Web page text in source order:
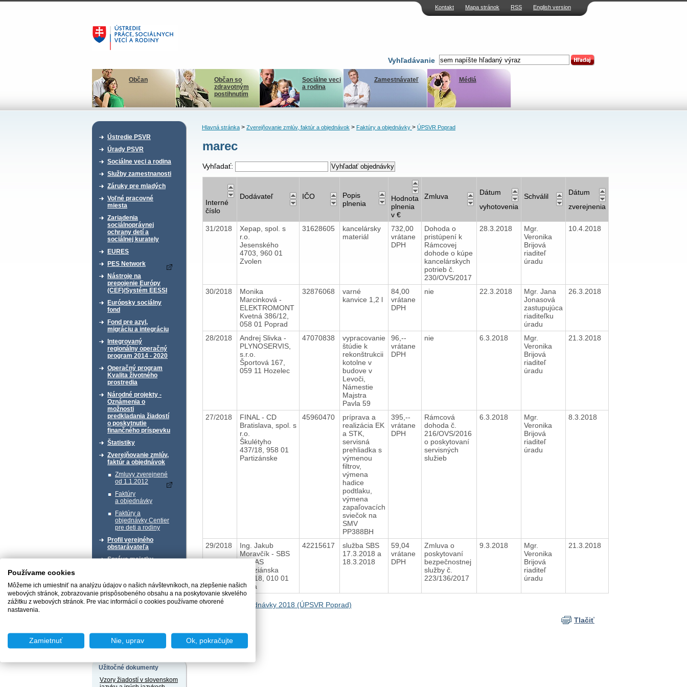
Kontakt Mapa stránok RSS English version
Vyhľadávanie
Občan
Občan so
zdravotným
postihnutím
Sociálne veci
a rodina
Zamestnávateľ Médiá
Ústredie PSVR
Úrady PSVR
Sociálne veci a rodina
Služby zamestnanosti
Záruky pre mladých
Voľné pracovné
miesta
Zariadenia
sociálnoprávnej
ochrany detí a
sociálnej kurately
EURES
PES Network
Nástroje na
prepojenie Európy
(CEF)/Systém EESSI
Európsky sociálny
fond
Fond pre azyl,
migráciu a integráciu
Integrovaný
regionálny operačný
program 2014 - 2020
Operačný program
Kvalita životného
prostredia
Národné projekty -
Oznámenia o
možnosti
predkladania žiadostí
o poskytnutie
finančného príspevku
Štatistiky
Zverejňovanie zmlúv,
faktúr a objednávok
Zmluvy zverejnené
od 1.1.2012
Faktúry
a objednávky
Faktúry a
objednávky Centier
pre deti a rodiny
Profil verejného
obstarávateľa
Správa majetku
Chcem podať podnet
Užitočné dokumenty
Vzory žiadostí v slovenskom
Hlavná stránka> Zverejňovanie zmlúv, faktúr a objednávok> Faktúry a objednávky > ÚPSVR Poprad
marec
Vyhľadať:
Interné
číslo
Dodávateľ IČO
Popis
plnenia
Hodnota
plnenia
v €
Zmluva
Dátum
vyhotovenia
Schválil
Dátum
zverejnenia
31/2018
Xepap, spol. s
r.o.
Jesenského
4703, 960 01
Zvolen
31628605
kancelársky
materiál
732,00
vrátane
DPH
Dohoda o
pristúpení k
Rámcovej
dohode o kúpe
kancelárskych
potrieb č.
230/OVS/2017
28.3.2018
Mgr.
Veronika
Brijová
riaditeľ
úradu
10.4.2018
30/2018
Monika
Marcinková -
ELEKTROMONT
Kvetná 386/12,
058 01 Poprad
32876068
varné
kanvice 1,2 l
84,00
vrátane
DPH
nie 22.3.2018
Mgr. Jana
Jonasová
zastupujúca
riaditeľku
úradu
26.3.2018
28/2018
Andrej Slivka -
PLYNOSERVIS,
s.r.o.
Športová 167,
059 11 Hozelec
47070838
vypracovanie
štúdie k
rekonštrukcii
kotolne v
budove v
Levoči,
Námestie
Majstra
Pavla 59
96,--
vrátane
DPH
nie 6.3.2018
Mgr.
Veronika
Brijová
riaditeľ
úradu
21.3.2018
27/2018
FINAL - CD
Bratislava, spol. s
r.o.
Škulétyho
437/18, 958 01
Partizánske
45960470
príprava a
realizácia EK
a STK,
servisná
prehliadka s
výmenou
filtrov,
výmena
hadice
podtlaku,
výmena
zapaľovacích
sviečok na
SMV
PP388BH
395,--
vrátane
DPH
Rámcová
dohoda č.
216/OVS/2016
o poskytovaní
servisných
služieb
6.3.2018
Mgr.
Veronika
Brijová
riaditeľ
úradu
8.3.2018
29/2018
Ing. Jakub
Moravčík - SBS
PEGAS
Seleziánska
3/2618, 010 01
Žilina
42215617
služba SBS
17.3.2018 a
18.3.2018
59,04
vrátane
DPH
Zmluva o
poskytovaní
bezpečnostnej
služby č.
223/136/2017
9.3.2018
Mgr.
Veronika
Brijová
riaditeľ
úradu
21.3.2018
Naspäť na Objednávky 2018 (ÚPSVR Poprad)
Tlačiť
Používame cookies
Môžeme ich umiestniť na analýzu údajov o našich návštevníkoch, na zlepšenie našich
webových stránok, zobrazovanie prispôsobeného obsahu a na poskytovanie skvelého
zážitku z webových stránok. Pre viac informácií o cookies používame otvorené
nastavenia.
Zamietnuť Nie, uprav Ok, pokračujte